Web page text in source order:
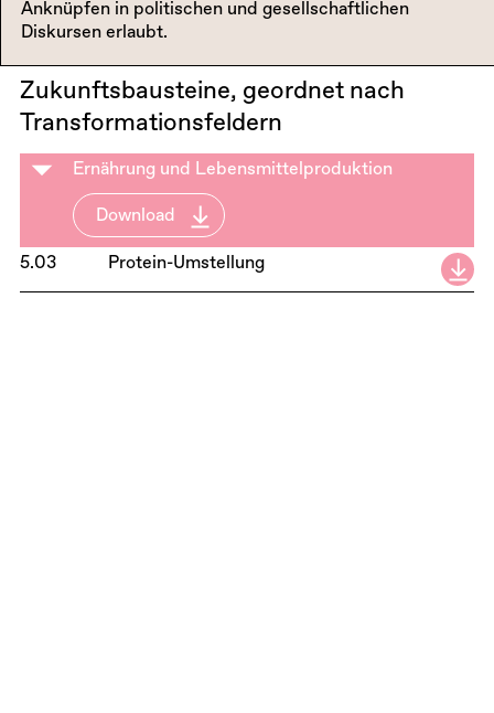
Anknüpfen in politischen und gesellschaftlichen
Diskursen erlaubt.
Zukunftsbausteine, geordnet nach
Transformationsfeldern
Ernährung und Lebensmittelproduktion
Download
5.03 Protein-Umstellung